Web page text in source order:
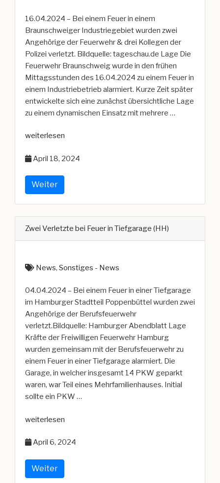
16.04.2024 – Bei einem Feuer in einem
Braunschweiger Industriegebiet wurden zwei
Angehörige der Feuerwehr & drei Kollegen der
Polizei verletzt. Bildquelle: tageschau.de Lage Die
Feuerwehr Braunschweig wurde in den frühen
Mittagsstunden des 16.04.2024 zu einem Feuer in
einem Industriebetrieb alarmiert. Kurze Zeit später
entwickelte sich eine zunächst übersichtliche Lage
zu einem dynamischen Einsatz mit mehrere …
„Zwei
Feuerwehrleute
Feuer
in
Braunschweig“
weiterlesen
April 18, 2024
Weiter
Zwei Verletzte bei Feuer in Tiefgarage (HH)
News, Sonstiges - News
04.04.2024 – Bei einem Feuer in einer Tiefgarage
im Hamburger Stadtteil Poppenbüttel wurden zwei
Angehörige der Berufsfeuerwehr
verletzt.Bildquelle: Hamburger Abendblatt Lage
Kräfte der Freiwilligen Feuerwehr Hamburg
wurden gemeinsam mit der Berufsfeuerwehr zu
einem Feuer in einer Tiefgarage alarmiert. Die
Garage, in welcher insgesamt 14 PKW geparkt
waren, war Teil eines Mehrfamilienhauses. Initial
sollte ein PKW …
„Zwei
bei
Tiefgarage
weiterlesen
April 6, 2024
Weiter